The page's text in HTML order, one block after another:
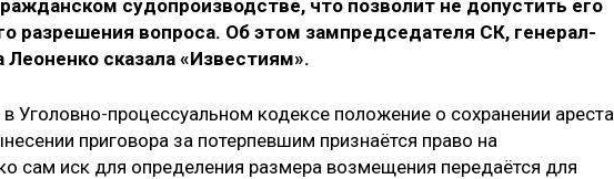
судопроизводстве, что позволит не допустить его
разрешения вопроса. Об этом зампредседателя СК, генерал-
сказала «Известиям».
Уголовно-процессуальном кодексе положение о сохранении ареста
приговора за потерпевшим признаётся право на
сам иск для определения размера возмещения передаётся для